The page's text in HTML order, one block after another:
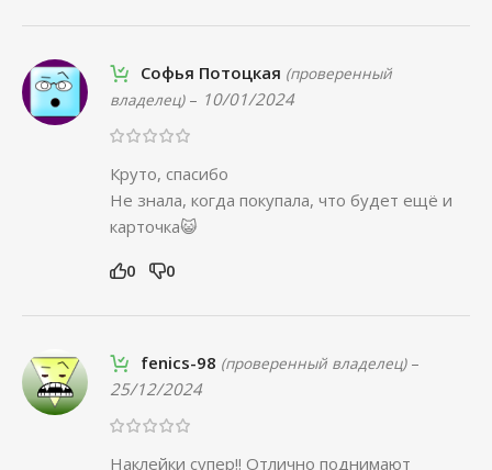
Софья Потоцкая (проверенный
владелец) – 10/01/2024
Круто, спасибо
Не знала, когда покупала, что будет ещё и
карточка😺
0 0
fenics-98 (проверенный владелец) –
25/12/2024
Наклейки супер!! Отлично поднимают